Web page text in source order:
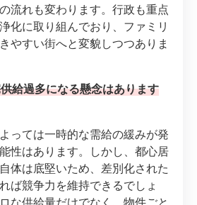
流れも変わります。行政も重点
化に取り組んでおり、ファミリ
やすい街へと変貌しつつありま
給過多になる懸念はあります
っては一時的な需給の緩みが発
性はあります。しかし、都心居
体は底堅いため、差別化された
ば競争力を維持できるでしょ
な供給量だけでなく、物件ごと